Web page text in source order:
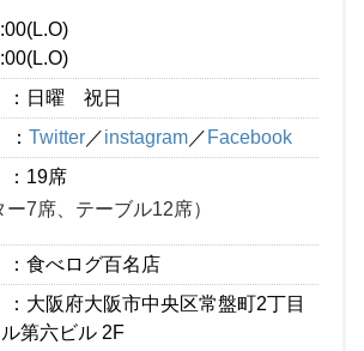
日曜 祝日
Twitter／instagram／ Facebook
19席
ー7席、テーブル12席）
べログ百名店
阪府大阪市中央区常盤町2丁目
第六ビル 2F